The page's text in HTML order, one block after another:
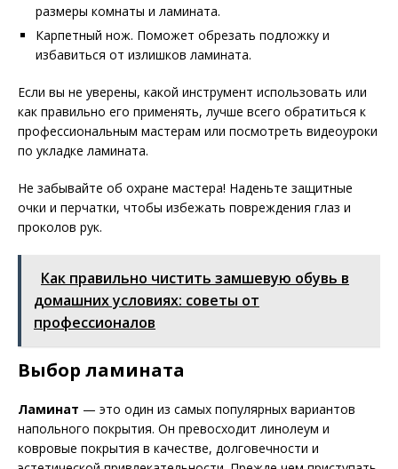
размеры комнаты и ламината.
Карпетный нож. Поможет обрезать подложку и
избавиться от излишков ламината.
Если вы не уверены, какой инструмент использовать или
как правильно его применять, лучше всего обратиться к
профессиональным мастерам или посмотреть видеоуроки
по укладке ламината.
Не забывайте об охране мастера! Наденьте защитные
очки и перчатки, чтобы избежать повреждения глаз и
проколов рук.
Как правильно чистить замшевую обувь в
домашних условиях: советы от
профессионалов
Выбор ламината
Ламинат — это один из самых популярных вариантов
напольного покрытия. Он превосходит линолеум и
ковровые покрытия в качестве, долговечности и